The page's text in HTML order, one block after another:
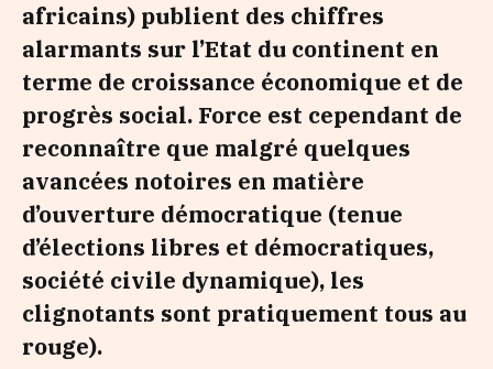
africains) publient des chiffres
alarmants sur l’Etat du continent en
terme de croissance économique et de
progrès social. Force est cependant de
reconnaître que malgré quelques
avancées notoires en matière
d’ouverture démocratique (tenue
d’élections libres et démocratiques,
société civile dynamique), les
clignotants sont pratiquement tous au
rouge).